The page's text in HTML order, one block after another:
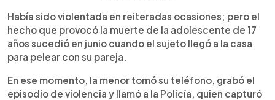
Había sido violentada en reiteradas ocasiones; pero el
hecho que provocó la muerte de la adolescente de 17
años sucedió en junio cuando el sujeto llegó a la casa
para pelear con su pareja.
En ese momento, la menor tomó su teléfono, grabó el
episodio de violencia y llamó a la Policía, quien capturó